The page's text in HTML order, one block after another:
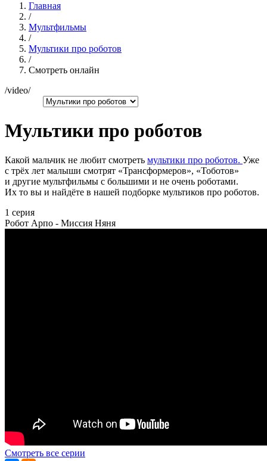
Главная
/
Мультфильмы
/
Мультики про роботов
/
Смотреть онлайн
/video/
Мультики про роботов
Какой мальчик не любит смотреть мультики про роботов. Уже
с трёх лет малыши смотрят «Трансформеров», «Тоботов»
и другие мультфильмы с большими и не очень роботами.
Их то вы и найдёте в нашей подборке мультиков про роботов.
1 серия
Робот Арпо - Миссия Няня
Смотреть все серии